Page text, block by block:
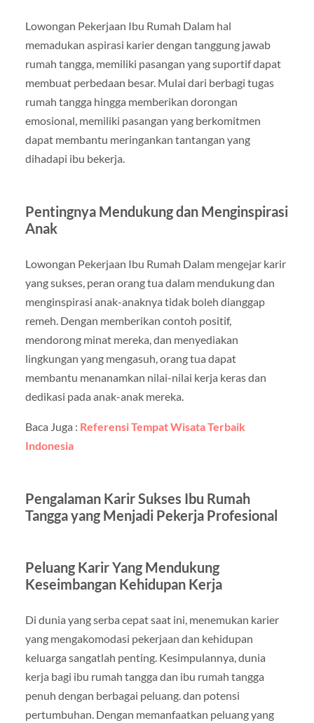
Lowongan Pekerjaan Ibu Rumah Dalam hal
memadukan aspirasi karier dengan tanggung jawab
rumah tangga, memiliki pasangan yang suportif dapat
membuat perbedaan besar. Mulai dari berbagi tugas
rumah tangga hingga memberikan dorongan
emosional, memiliki pasangan yang berkomitmen
dapat membantu meringankan tantangan yang
dihadapi ibu bekerja.
Pentingnya Mendukung dan Menginspirasi
Anak
Lowongan Pekerjaan Ibu Rumah Dalam mengejar karir
yang sukses, peran orang tua dalam mendukung dan
menginspirasi anak-anaknya tidak boleh dianggap
remeh. Dengan memberikan contoh positif,
mendorong minat mereka, dan menyediakan
lingkungan yang mengasuh, orang tua dapat
membantu menanamkan nilai-nilai kerja keras dan
dedikasi pada anak-anak mereka.
Baca Juga : Referensi Tempat Wisata Terbaik
Indonesia
Pengalaman Karir Sukses Ibu Rumah
Tangga yang Menjadi Pekerja Profesional
Peluang Karir Yang Mendukung
Keseimbangan Kehidupan Kerja
Di dunia yang serba cepat saat ini, menemukan karier
yang mengakomodasi pekerjaan dan kehidupan
keluarga sangatlah penting. Kesimpulannya, dunia
kerja bagi ibu rumah tangga dan ibu rumah tangga
penuh dengan berbagai peluang. dan potensi
pertumbuhan. Dengan memanfaatkan peluang yang